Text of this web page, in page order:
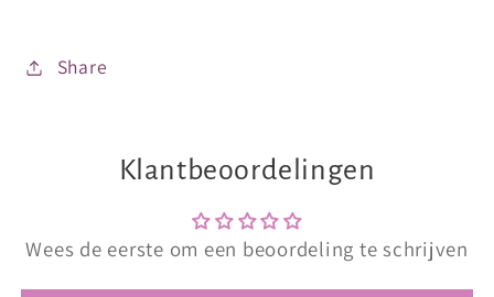
Share
Klantbeoordelingen
Wees de eerste om een beoordeling te schrijven